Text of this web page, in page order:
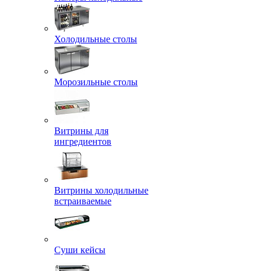
Холодильные столы
Морозильные столы
Витрины для
ингредиентов
Витрины холодильные
встраиваемые
Суши кейсы